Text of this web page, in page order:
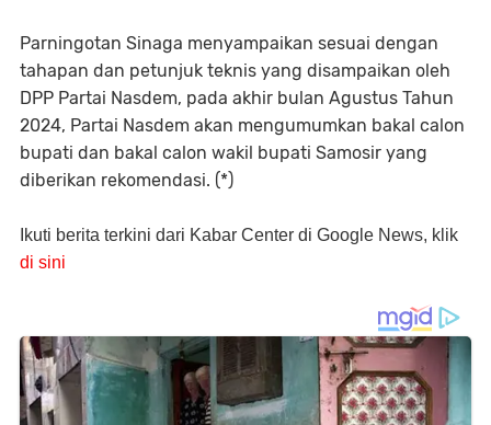
Parningotan Sinaga menyampaikan sesuai dengan
tahapan dan petunjuk teknis yang disampaikan oleh
DPP Partai Nasdem, pada akhir bulan Agustus Tahun
2024, Partai Nasdem akan mengumumkan bakal calon
bupati dan bakal calon wakil bupati Samosir yang
diberikan rekomendasi. (*)
Ikuti berita terkini dari Kabar Center di Google News, klik
di sini